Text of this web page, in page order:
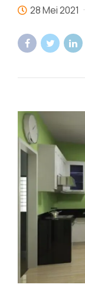
28 Mei 2021